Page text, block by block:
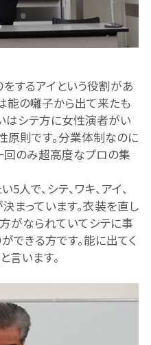
するアイという役割があ
能の囃子から出て来たも
はシテ方に女性演者がい
原則です。分業体制なのに
のみ超高度なプロの集
で、シテ、ワキ、アイ、
まっています。衣装を直し
がなられていてシテに事
できる方です。能に出てく
言います。